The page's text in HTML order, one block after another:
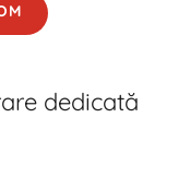
dedicată